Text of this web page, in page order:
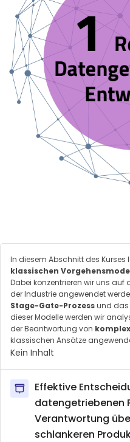
In diesem Abschnitt des Kurses
klassischen
Dabei konzentrieren wir uns auf
der Industrie angewendet
Stage-Gate-Prozessund das
dieser Modelle werden wir
der Beantwortung von
klassischen Ansätze
Kein Inhalt
Effektive
datengetriebenen
Verantwortung
schlankeren